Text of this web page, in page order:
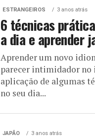
ESTRANGEIROS 3 anos atrás
6 técnicas
a dia e aprender
Aprender um novo
parecer intimidador no
aplicação de algumas
no seu dia...
JAPÃO 3 anos atrás